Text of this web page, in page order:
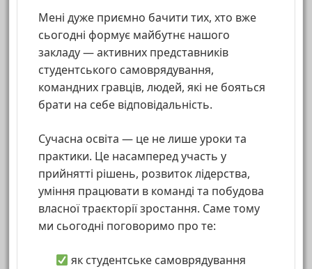
Мені дуже приємно бачити тих, хто вже
сьогодні формує майбутнє нашого
закладу — активних представників
студентського самоврядування,
командних гравців, людей, які не бояться
брати на себе відповідальність.
Сучасна освіта — це не лише уроки та
практики. Це насамперед участь у
прийнятті рішень, розвиток лідерства,
уміння працювати в команді та побудова
власної траєкторії зростання. Саме тому
ми сьогодні поговоримо про те:
як студентське самоврядування